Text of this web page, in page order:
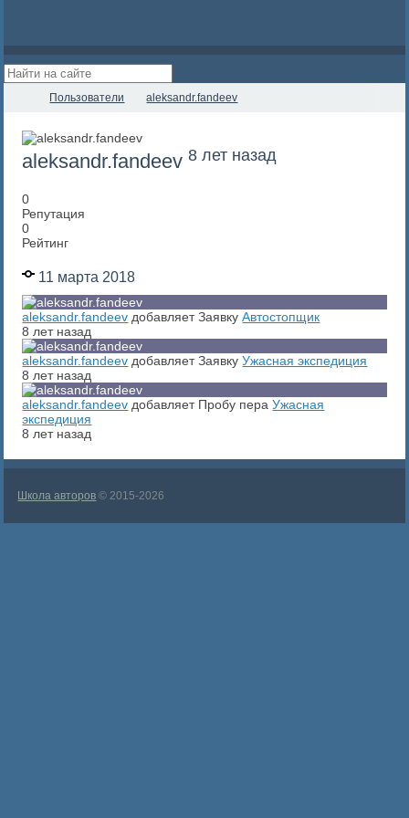
Пользователи aleksandr.fandeev
aleksandr.fandeev8 лет назад
0
Репутация
0
Рейтинг
11 марта 2018
aleksandr.fandeev добавляет ЗаявкуАвтостопщик
8 лет назад
aleksandr.fandeev добавляет ЗаявкуУжасная экспедиция
8 лет назад
aleksandr.fandeev добавляет Пробу пераУжасная
экспедиция
8 лет назад
Школа авторов © 2015-2026